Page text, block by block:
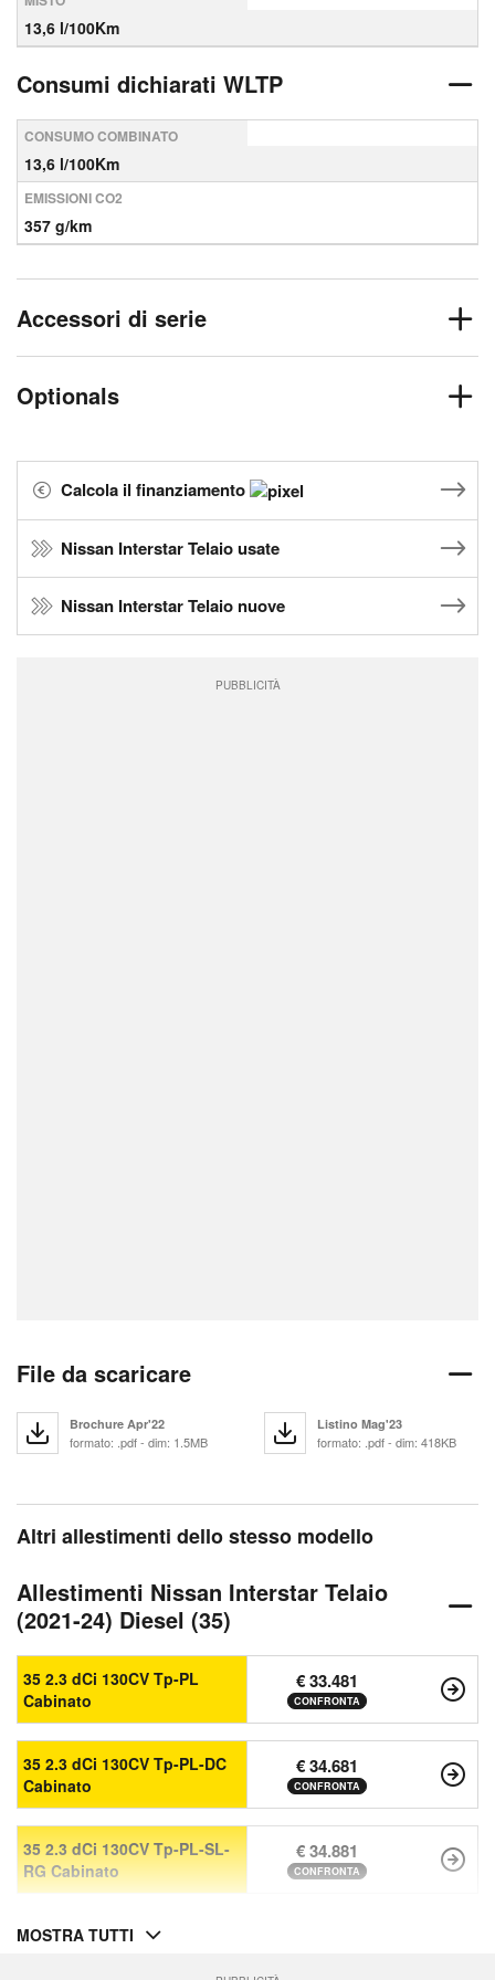
13,6 l/100Km
Consumi dichiarati WLTP
CONSUMO COMBINATO
13,6 l/100Km
EMISSIONI CO2
357 g/km
Accessori di serie
Optionals
Calcola il finanziamento
Nissan Interstar Telaio usate
Nissan Interstar Telaio nuove
PUBBLICITÀ
File da scaricare
Brochure Apr'22
formato: .pdf - dim: 1.5MB
Listino Mag'23
formato: .pdf - dim: 418KB
Altri allestimenti dello stesso modello
Allestimenti Nissan Interstar Telaio
(2021-24) Diesel (35)
35 2.3 dCi 130CV Tp-PL
Cabinato
€ 33.481
CONFRONTA
35 2.3 dCi 130CV Tp-PL-DC
Cabinato
€ 34.681
CONFRONTA
35 2.3 dCi 130CV Tp-PL-SL-
RG Cabinato
€ 34.881
CONFRONTA
MOSTRA TUTTI